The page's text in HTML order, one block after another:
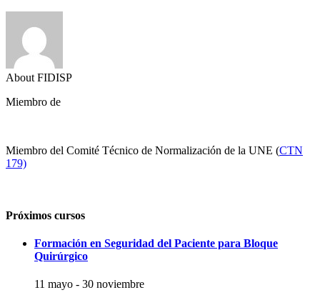
About FIDISP
Miembro de
Miembro del Comité Técnico de Normalización de la UNE (CTN
179)
Próximos cursos
Formación en Seguridad del Paciente para Bloque
Quirúrgico
11 mayo - 30 noviembre